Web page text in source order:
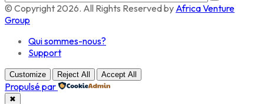
© Copyright 2026. All Rights Reserved by Africa Venture
Group
Qui sommes-nous?
Support
Customize Reject All Accept All
Propulsé par
✖